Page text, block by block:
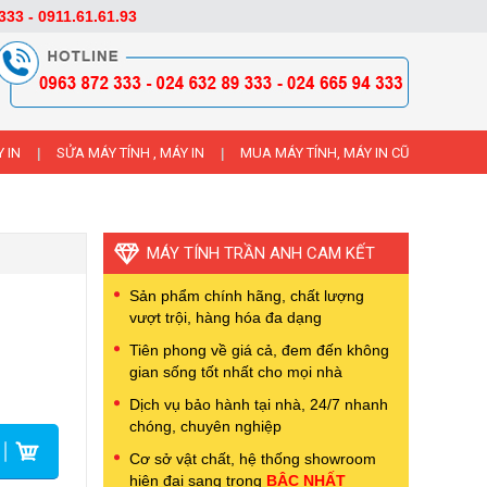
IN SỬA MÁY TÍNH , MÁY IN MUA MÁY TÍNH, MÁY IN CŨ
MÁY TÍNH TRẦN ANH CAM KẾT
Sản phẩm chính hãng, chất lượng
vượt trội, hàng hóa đa dạng
Tiên phong về giá cả, đem đến không
gian sống tốt nhất cho mọi nhà
Dịch vụ bảo hành tại nhà, 24/7 nhanh
chóng, chuyên nghiệp
Cơ sở vật chất, hệ thống showroom
hiện đại sang trọng BẬC NHẤT
- 0911.61.61.93